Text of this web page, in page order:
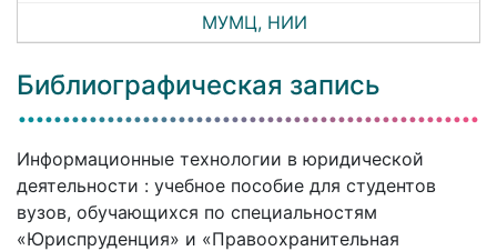
МУМЦ, НИИ
Библиографическая запись
Информационные технологии в юридической
деятельности : учебное пособие для студентов
вузов, обучающихся по специальностям
«Юриспруденция» и «Правоохранительная